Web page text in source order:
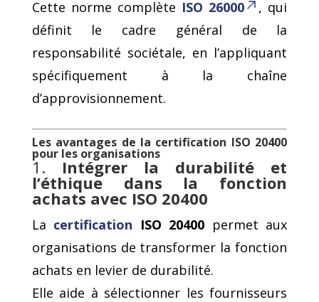
Cette norme complète ISO 26000
, qui
définit le cadre général de la
responsabilité sociétale, en l’appliquant
spécifiquement à la chaîne
d’approvisionnement.
Les avantages de la certification ISO 20400
pour les organisations
1. Intégrer la durabilité et
l’éthique dans la fonction
achats avec ISO 20400
La certification ISO 20400 permet aux
organisations de transformer la fonction
achats en levier de durabilité.
Elle aide à sélectionner les fournisseurs